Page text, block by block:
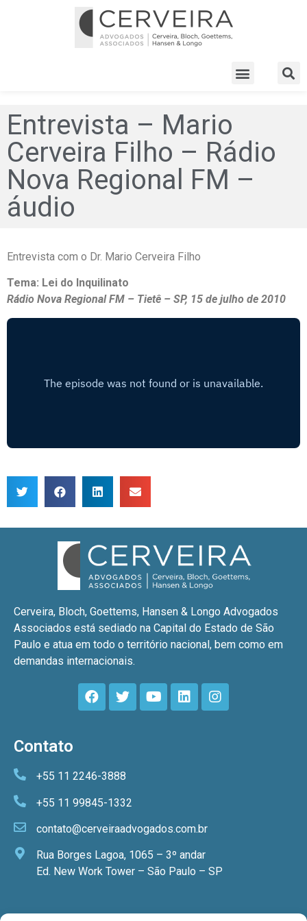
Entrevista – Mario
Cerveira Filho – Rádio
Nova Regional FM –
áudio
Entrevista com o Dr. Mario Cerveira Filho
Tema: Lei do Inquilinato
Rádio Nova Regional FM – Tietê – SP, 15 de julho de 2010
Cerveira, Bloch, Goettems, Hansen & Longo Advogados
Associados está sediado na Capital do Estado de São
Paulo e atua em todo o território nacional, bem como em
demandas internacionais.
Contato
+55 11 2246-3888
+55 11 99845-1332
contato@cerveiraadvogados.com.br
Rua Borges Lagoa, 1065 – 3º andar
Ed. New Work Tower – São Paulo – SP